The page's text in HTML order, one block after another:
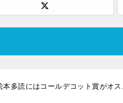
本多読にはコールデコット賞がオ